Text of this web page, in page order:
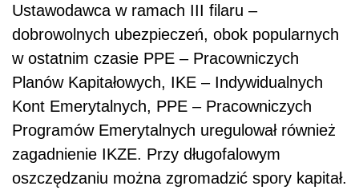
Ustawodawca w ramach III filaru –
dobrowolnych ubezpieczeń, obok popularnych
w ostatnim czasie PPE – Pracowniczych
Planów Kapitałowych, IKE – Indywidualnych
Kont Emerytalnych, PPE – Pracowniczych
Programów Emerytalnych uregulował również
zagadnienie IKZE. Przy długofalowym
oszczędzaniu można zgromadzić spory kapitał.